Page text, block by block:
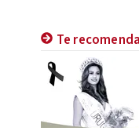
Te